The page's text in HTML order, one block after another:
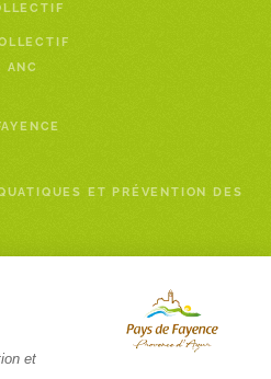
et
ANC
ET PRÉVENTION DES
à la personne